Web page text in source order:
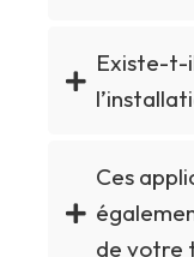
Existe-t-
Ces
de votre